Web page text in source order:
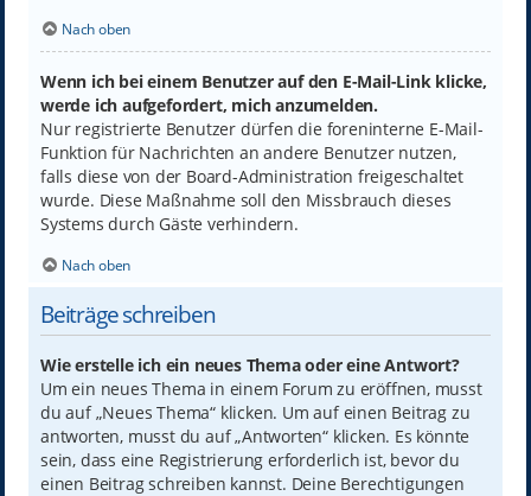
Nach oben
Wenn ich bei einem Benutzer auf den E-Mail-Link klicke,
werde ich aufgefordert, mich anzumelden.
Nur registrierte Benutzer dürfen die foreninterne E-Mail-
Funktion für Nachrichten an andere Benutzer nutzen,
falls diese von der Board-Administration freigeschaltet
wurde. Diese Maßnahme soll den Missbrauch dieses
Systems durch Gäste verhindern.
Nach oben
Beiträge schreiben
Wie erstelle ich ein neues Thema oder eine Antwort?
Um ein neues Thema in einem Forum zu eröffnen, musst
du auf „Neues Thema“ klicken. Um auf einen Beitrag zu
antworten, musst du auf „Antworten“ klicken. Es könnte
sein, dass eine Registrierung erforderlich ist, bevor du
einen Beitrag schreiben kannst. Deine Berechtigungen